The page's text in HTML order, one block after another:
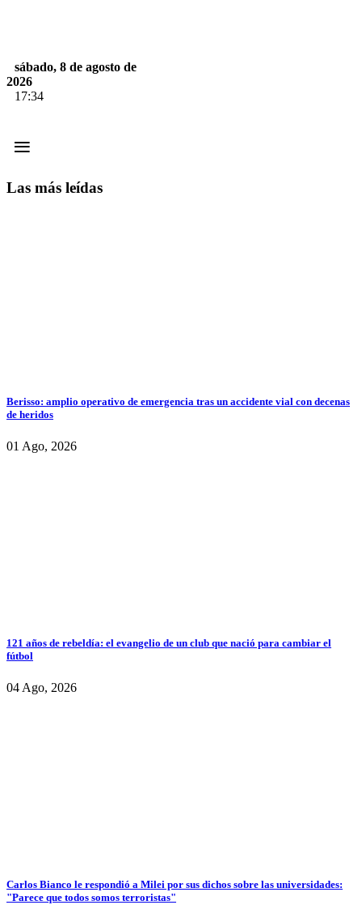
sábado, 8 de agosto de
2026
17:34
≡
Las más leídas
Berisso: amplio operativo de emergencia tras un accidente vial con decenas
de heridos
01 Ago, 2026
121 años de rebeldía: el evangelio de un club que nació para cambiar el
fútbol
04 Ago, 2026
Carlos Bianco le respondió a Milei por sus dichos sobre las universidades:
"Parece que todos somos terroristas"